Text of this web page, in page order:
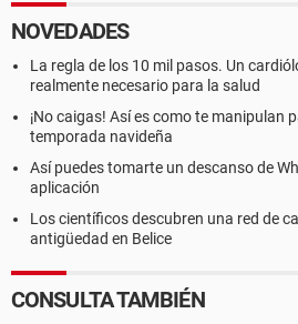
NOVEDADES
La regla de los 10 mil pasos. Un
realmente necesario para la salud
¡No caigas! Así es como te manipulan
temporada navideña
Así puedes tomarte un descanso de
aplicación
Los científicos descubren una red de
antigüedad en Belice
CONSULTA TAMBIÉN